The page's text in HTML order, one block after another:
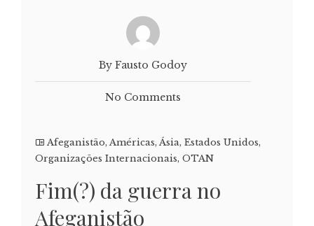
By Fausto Godoy
No Comments
Afeganistão, Américas, Ásia, Estados Unidos,
Organizações Internacionais, OTAN
Fim(?) da guerra no
Afeganistão